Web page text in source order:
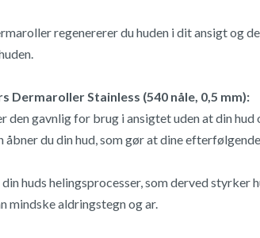
regenererer du huden i dit ansigt og
Dermaroller Stainless (540 nåle, 0,5 mm):
den gavnlig for brug i ansigtet uden at din hud
du din hud, som gør at dine
huds helingsprocesser, som derved styrker
mindske aldringstegn og ar.